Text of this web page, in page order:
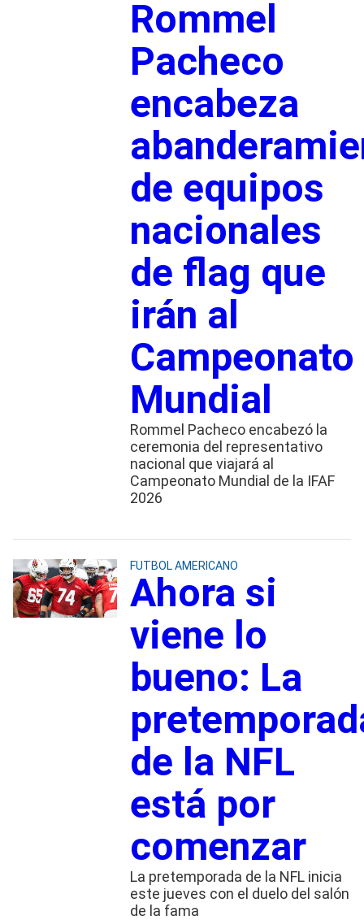
Rommel
Pacheco
encabeza
de equipos
nacionales
de flag que
irán al
Campeonato
Mundial
Rommel Pacheco encabezó la
ceremonia del representativo
nacional que viajará al
Campeonato Mundial de la IFAF
2026
FUTBOL AMERICANO
Ahora si
viene lo
bueno: La
de la NFL
está por
comenzar
La pretemporada de la NFL inicia
este jueves con el duelo del salón
de la fama